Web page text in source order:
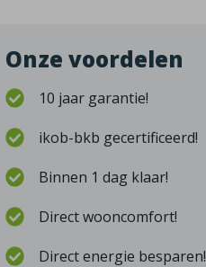
Onze voordelen
10 jaar garantie!
ikob-bkb gecertificeerd!
Binnen 1 dag klaar!
Direct wooncomfort!
Direct energie besparen!